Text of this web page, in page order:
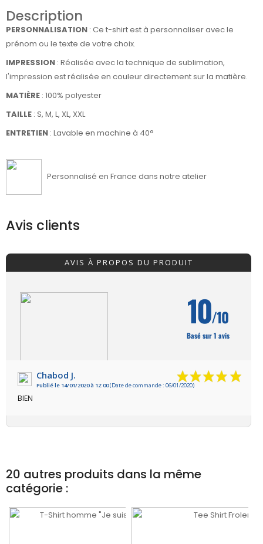
Description
PERSONNALISATION : Ce t-shirt est à personnaliser avec le
prénom ou le texte de votre choix.
IMPRESSION : Réalisée avec la technique de sublimation,
l'impression est réalisée en couleur directement sur la matière.
MATIÈRE : 100% polyester
TAILLE : S, M, L, XL, XXL
ENTRETIEN : Lavable en machine à 40°
Personnalisé en France dans notre atelier
Avis clients
AVIS À PROPOS DU PRODUIT
VOIR L'ATTESTATION
10/10
Basé sur 1 avis
Chabod J.
Publié le 14/01/2020 à 12:00(Date de commande : 06/01/2020)
BIEN
20 autres produits dans la même
catégorie :